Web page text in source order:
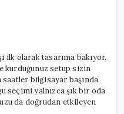
Desteği,
Geniş
Oturum
ve
Lisanslı
ilk olarak tasarıma bakıyor.
kurduğunuz setup sizin
saatler bilgisayar başında
seçimi yalnızca şık bir oda
da doğrudan etkileyen